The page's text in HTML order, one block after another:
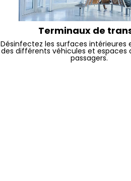
Terminaux de
Désinfectez les surfaces intérieures
des différents véhicules et espaces
passagers.